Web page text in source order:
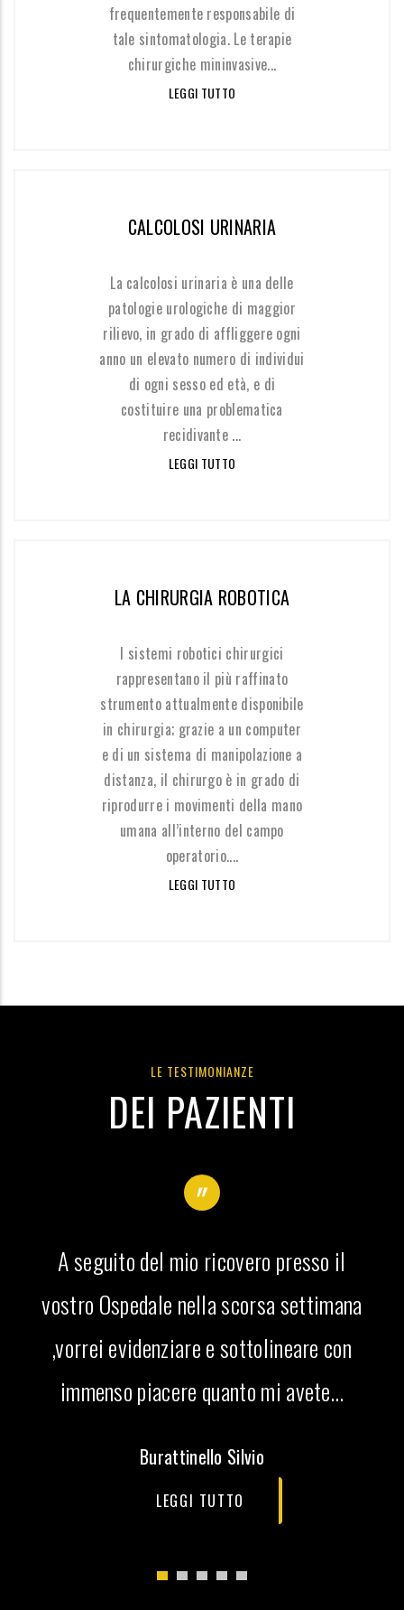
frequentemente responsabile di
tale sintomatologia. Le terapie
chirurgiche mininvasive...
LEGGI TUTTO
CALCOLOSI URINARIA
La calcolosi urinaria è una delle
patologie urologiche di maggior
rilievo, in grado di affliggere ogni
anno un elevato numero di individui
di ogni sesso ed età, e di
costituire una problematica
recidivante ...
LEGGI TUTTO
LA CHIRURGIA ROBOTICA
I sistemi robotici chirurgici
rappresentano il più raffinato
strumento attualmente disponibile
in chirurgia; grazie a un computer
e di un sistema di manipolazione a
distanza, il chirurgo è in grado di
riprodurre i movimenti della mano
umana all’interno del campo
operatorio....
LEGGI TUTTO
LE TESTIMONIANZE
DEI PAZIENTI
"
A seguito del mio ricovero presso il
vostro Ospedale nella scorsa settimana
,vorrei evidenziare e sottolineare con
immenso piacere quanto mi avete…
Burattinello Silvio
LEGGI TUTTO